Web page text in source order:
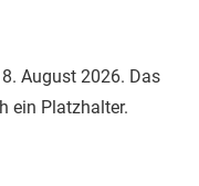
August 2026. Das
ein Platzhalter.